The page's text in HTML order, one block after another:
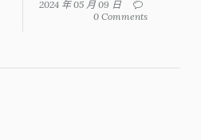
2024 年 05 月 09 日
0 Comments